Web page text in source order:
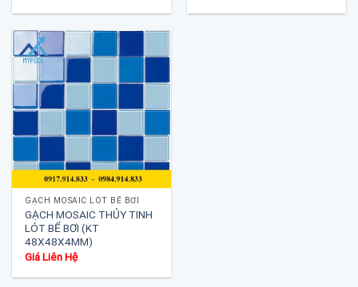
GẠCH MOSAIC LÓT BỂ BƠI
GẠCH MOSAIC THỦY TINH
LÓT BỂ BƠI (KT
48X48X4MM)
Giá Liên Hệ